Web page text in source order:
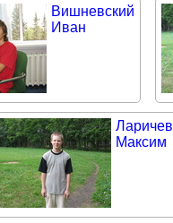
Вишневский
Иван
Ларичев
Максим